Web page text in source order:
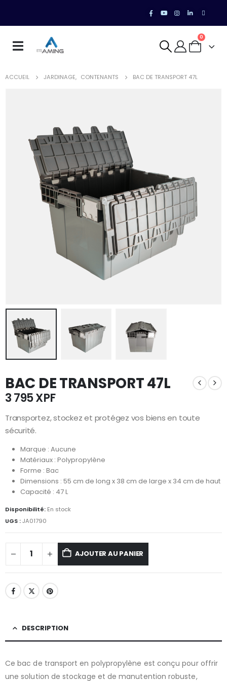
0
ACCUEIL JARDINAGE, CONTENANTS BAC DE TRANSPORT 47L
BAC DE TRANSPORT 47L
3 795XPF
Transportez, stockez et protégez vos biens en toute
sécurité.
Marque : Aucune
Matériaux : Polypropylène
Forme : Bac
Dimensions : 55 cm de long x 38 cm de large x 34 cm de haut
Capacité : 47 L
Disponibilité: En stock
UGS :JA01790
AJOUTER AU PANIER
DESCRIPTION
Ce bac de transport en polypropylène est conçu pour offrir
une solution de stockage et de manutention robuste,